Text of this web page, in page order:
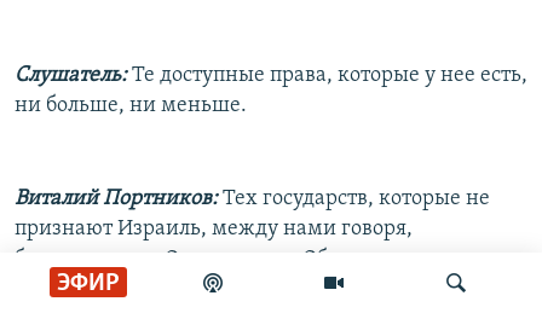
ЭФИР
Слушатель:Те доступные права, которые у нее есть,
ни больше, ни меньше.
Виталий Портников:Тех государств, которые не
признают Израиль, между нами говоря,
большинство в Организации Объединенных
Наций, в Генеральной ассамблее.